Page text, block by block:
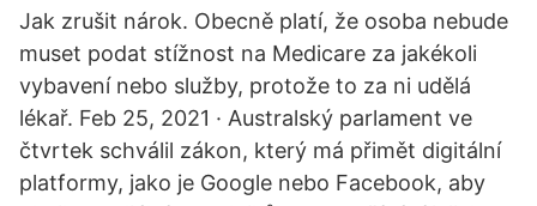
Jak zrušit nárok. Obecně platí, že osoba nebude
muset podat stížnost na Medicare za jakékoli
vybavení nebo služby, protože to za ni udělá
lékař. Feb 25, 2021 · Australský parlament ve
čtvrtek schválil zákon, který má přimět digitální
platformy, jako je Google nebo Facebook, aby